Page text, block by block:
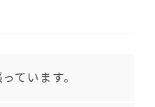
ています。